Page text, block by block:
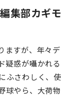
集部カギモ
ますが、年々デ
疑惑が囁かれる
ふさわしく、使
球やら、大荷物